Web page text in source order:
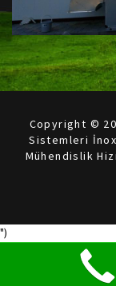
Copyright ©
Sistemleri
Mühendislik
")